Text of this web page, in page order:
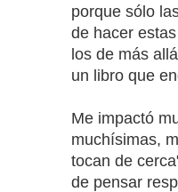
porque sólo
de hacer
los de más
un libro que
Me impactó
muchísimas,
tocan de
de pensar